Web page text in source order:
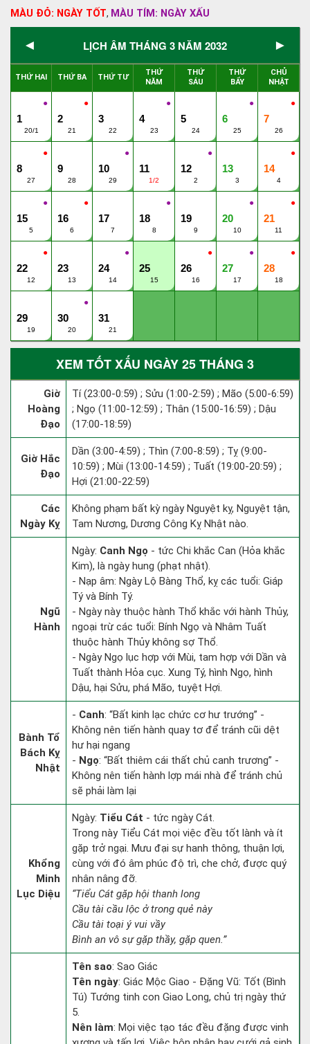
MÀU ĐỎ: NGÀY TỐT, MÀU TÍM: NGÀY XẤU
◄ LỊCH ÂM THÁNG 3 NĂM 2032 ►
THỨ HAI THỨ BA THỨ TƯ
THỨ
NĂM
THỨ
SÁU
THỨ
BẨY
CHỦ
NHẬT
●
1
20/1
●
2
21
3
22
●
4
23
5
24
●
6
25
●
7
26
●
8
27
9
28
●
10
29
11
1/2
●
12
2
13
3
●
14
4
●
15
5
●
16
6
17
7
●
18
8
19
9
●
20
10
●
21
11
●
22
12
23
13
●
24
14
25
15
●
26
16
●
27
17
●
28
18
29
19
●
30
20
31
21
XEM TỐT XẤU NGÀY 25 THÁNG 3
Giờ
Hoàng
Đạo
Tí (23:00-0:59) ; Sửu (1:00-2:59) ; Mão (5:00-6:59)
; Ngọ (11:00-12:59) ; Thân (15:00-16:59) ; Dậu
(17:00-18:59)
Giờ Hắc
Đạo
Dần (3:00-4:59) ; Thìn (7:00-8:59) ; Tỵ (9:00-
10:59) ; Mùi (13:00-14:59) ; Tuất (19:00-20:59) ;
Hợi (21:00-22:59)
Các
Ngày Kỵ
Không phạm bất kỳ ngày Nguyệt kỵ, Nguyệt tận,
Tam Nương, Dương Công Kỵ Nhật nào.
Ngũ
Hành
Ngày: Canh Ngọ - tức Chi khắc Can (Hỏa khắc
Kim), là ngày hung (phạt nhật).
- Nạp âm: Ngày Lộ Bàng Thổ, kỵ các tuổi: Giáp
Tý và Bính Tý.
- Ngày này thuộc hành Thổ khắc với hành Thủy,
ngoại trừ các tuổi: Bính Ngọ và Nhâm Tuất
thuộc hành Thủy không sợ Thổ.
- Ngày Ngọ lục hợp với Mùi, tam hợp với Dần và
Tuất thành Hỏa cục. Xung Tý, hình Ngọ, hình
Dậu, hại Sửu, phá Mão, tuyệt Hợi.
Bành Tổ
Bách Kỵ
Nhật
- Canh: “Bất kinh lạc chức cơ hư trướng” -
Không nên tiến hành quay tơ để tránh cũi dệt
hư hại ngang
- Ngọ: “Bất thiêm cái thất chủ canh trương” -
Không nên tiến hành lợp mái nhà để tránh chủ
sẽ phải làm lại
Khổng
Minh
Lục Diệu
Ngày: Tiểu Cát - tức ngày Cát.
Trong này Tiểu Cát mọi việc đều tốt lành và ít
gặp trở ngại. Mưu đại sự hanh thông, thuận lợi,
cùng với đó âm phúc độ trì, che chở, được quý
nhân nâng đỡ.
“Tiểu Cát gặp hội thanh long
Cầu tài cầu lộc ở trong quẻ này
Cầu tài toại ý vui vầy
Bình an vô sự gặp thầy, gặp quen.”
Tên sao: Sao Giác
Tên ngày: Giác Mộc Giao - Đặng Vũ: Tốt (Bình
Tú) Tướng tinh con Giao Long, chủ trị ngày thứ
5.
Nên làm: Mọi việc tạo tác đều đặng được vinh